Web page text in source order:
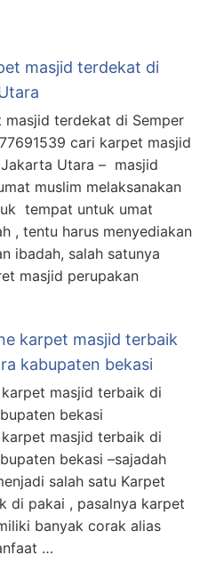
masjid terdekat di
terdekat di Semper
cari karpet masjid
Utara – masjid
muslim melaksanakan
tempat untuk umat
, tentu harus menyediakan
ibadah, salah satunya
masjid perupakan
karpet masjid terbaik
kabupaten bekasi
masjid terbaik di
bekasi
masjid terbaik di
bekasi –sajadah
salah satu Karpet
di pakai , pasalnya karpet
banyak corak alias
…